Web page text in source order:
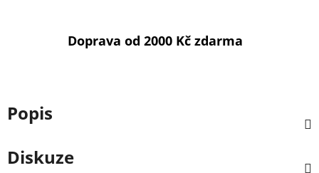
Doprava od 2000 Kč zdarma
Popis
Diskuze